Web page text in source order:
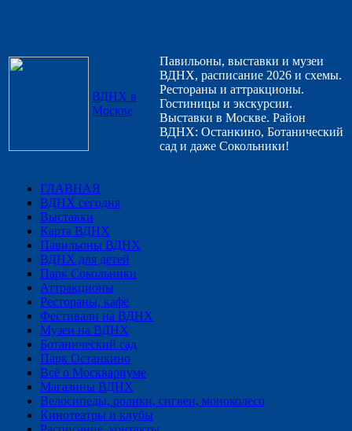
ВДНХ в
Москве
Павильоны, выставки и музеи
ВДНХ, расписание 2026 и схемы.
Рестораны и аттракционы.
Гостиницы и экскурсии.
Выставки в Москве. Район
ВДНХ: Останкино, Ботанический
сад и даже Сокольники!
ГЛАВНАЯ
ВДНХ сегодня
Выставки
Карта ВДНХ
Павильоны ВДНХ
ВДНХ для детей
Парк Сокольники
Аттракционы
Рестораны, кафе
Фестивали на ВДНХ
Музеи на ВДНХ
Ботанический сад
Парк Останкино
Всё о Москвариуме
Магазины ВДНХ
Велосипеды, ролики, сигвеи, моноколесо
Кинотеатры и клубы